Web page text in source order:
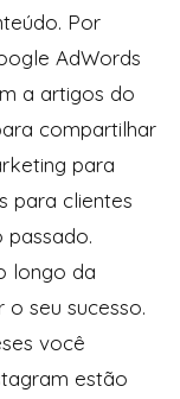
Por
AdWords
a artigos do
compartilhar
para
para clientes
longo da
seu sucesso.
você
estão